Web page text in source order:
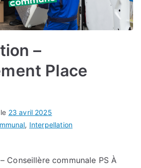
–
Place
23 avril 2025
, Interpellation
Conseillère communale PS À